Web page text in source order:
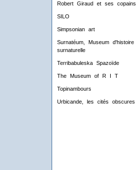
Robert Giraud et ses copains
SILO
Simpsonian art
Surnatéum, Museum d'histoire
surnaturelle
Terribabuleska Spazoïde
The Museum of R I T
Topinambours
Urbicande, les cités obscures